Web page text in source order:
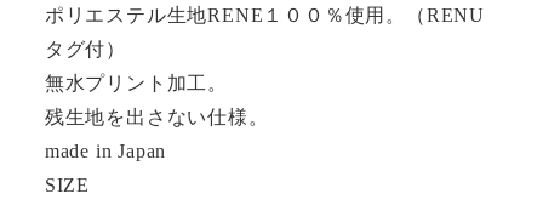
ポリエステル生地RENE１００％使用。（RENU
タグ付）
無水プリント加工。
残生地を出さない仕様。
made in Japan
SIZE